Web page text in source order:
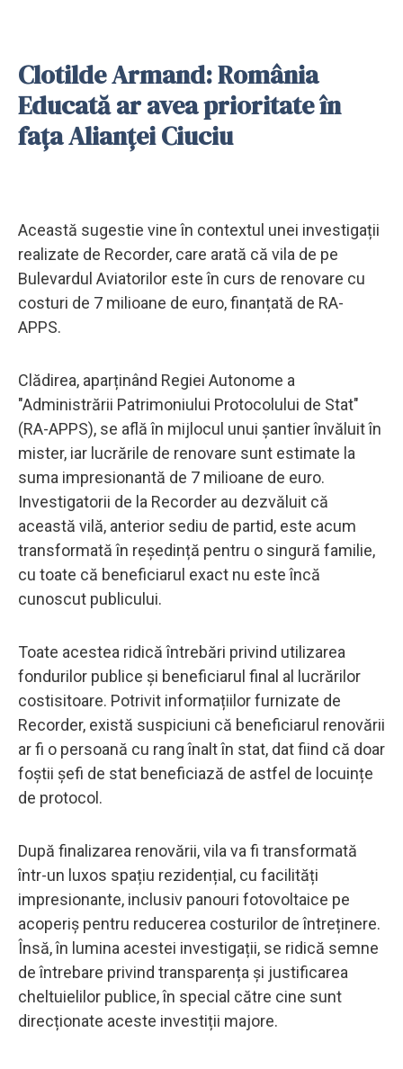
Clotilde Armand: România
Educată ar avea prioritate în
fața Alianței Ciuciu
Această sugestie vine în contextul unei investigații
realizate de Recorder, care arată că vila de pe
Bulevardul Aviatorilor este în curs de renovare cu
costuri de 7 milioane de euro, finanțată de RA-
APPS.
Clădirea, aparținând Regiei Autonome a
"Administrării Patrimoniului Protocolului de Stat"
(RA-APPS), se află în mijlocul unui șantier învăluit în
mister, iar lucrările de renovare sunt estimate la
suma impresionantă de 7 milioane de euro.
Investigatorii de la Recorder au dezvăluit că
această vilă, anterior sediu de partid, este acum
transformată în reședință pentru o singură familie,
cu toate că beneficiarul exact nu este încă
cunoscut publicului.
Toate acestea ridică întrebări privind utilizarea
fondurilor publice și beneficiarul final al lucrărilor
costisitoare. Potrivit informațiilor furnizate de
Recorder, există suspiciuni că beneficiarul renovării
ar fi o persoană cu rang înalt în stat, dat fiind că doar
foștii șefi de stat beneficiază de astfel de locuințe
de protocol.
După finalizarea renovării, vila va fi transformată
într-un luxos spațiu rezidențial, cu facilități
impresionante, inclusiv panouri fotovoltaice pe
acoperiș pentru reducerea costurilor de întreținere.
Însă, în lumina acestei investigații, se ridică semne
de întrebare privind transparența și justificarea
cheltuielilor publice, în special către cine sunt
direcționate aceste investiții majore.